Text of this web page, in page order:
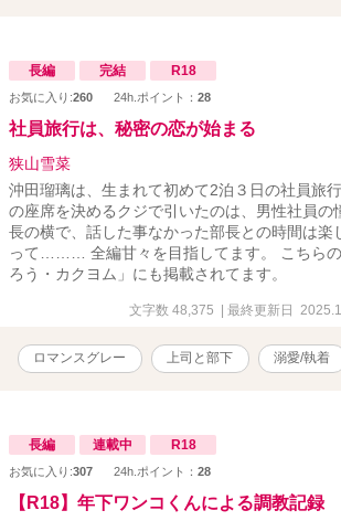
長編 完結 R18
お気に入り:260 24h.ポイント： 28
社員旅行は、秘密の恋が始まる
狭山雪菜
沖田瑠璃は、生まれて初めて2泊３日の社員旅
の座席を決めるクジで引いたのは、男性社員の
長の横で、話した事なかった部長との時間は楽
って……… 全編甘々を目指してます。 こちら
ろう・カクヨム」にも掲載されてます。
文字数 48,375 | 最終更新日
ロマンスグレー 上司と部下 溺愛/執着
長編 連載中 R18
お気に入り:307 24h.ポイント： 28
【R18】年下ワンコくんによる調教記録